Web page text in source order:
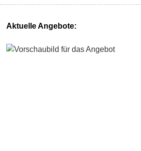
Aktuelle Angebote: